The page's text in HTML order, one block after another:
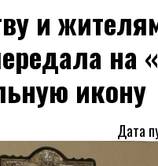
и
на
икону
Дата